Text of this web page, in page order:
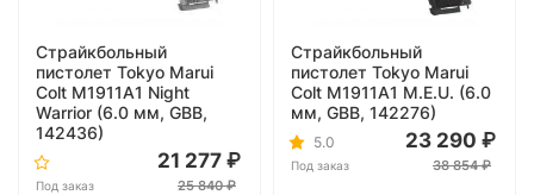
Страйкбольный
пистолет Tokyo Marui
Colt M1911A1 Night
Warrior (6.0 мм, GBB,
142436)
Под заказ
21 277
25 840
Страйкбольный
пистолет Tokyo Marui
Colt M1911A1 M.E.U. (6.0
мм, GBB, 142276)
5.0
Под заказ
23 290
38 854